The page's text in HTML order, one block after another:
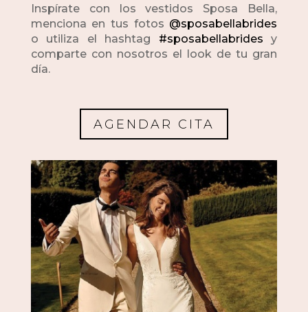
Inspírate con los vestidos Sposa Bella,
menciona en tus fotos @sposabellabrides
o utiliza el hashtag #sposabellabrides y
comparte con nosotros el look de tu gran
día.
AGENDAR CITA